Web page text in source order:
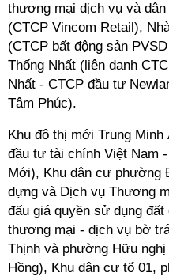
thương mại dịch vụ và
(CTCP Vincom Retail),
(CTCP bất động sản
Thống Nhất (liên danh
Nhất - CTCP đầu tư
Tâm Phúc).
Khu đô thị mới Trung
đầu tư tài chính Việt Nam
Mới), Khu dân cư phường
dựng và Dịch vụ Thương
đấu giá quyền sử dụng
thương mại - dịch vụ bờ
Thịnh và phường Hữu
Hồng), Khu dân cư tổ 01,